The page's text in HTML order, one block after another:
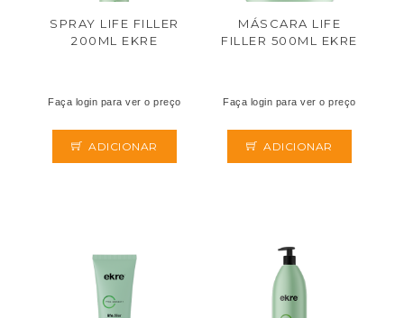
SPRAY LIFE FILLER
200ML EKRE
Faça login para ver o preço
ADICIONAR
MÁSCARA LIFE
FILLER 500ML EKRE
Faça login para ver o preço
ADICIONAR